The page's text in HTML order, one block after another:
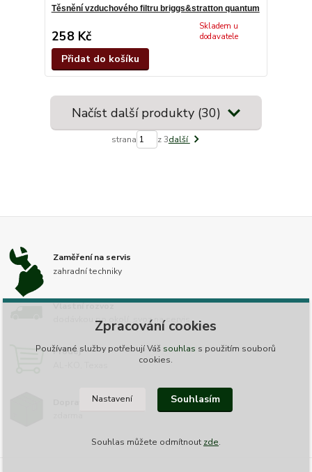
Těsnění vzduchového filtru briggs&stratton quantum
258 Kč
Skladem u
dodavatele
Přidat do košíku
Načíst další produkty (30)
strana z 3další
Zaměření na servis
zahradní techniky
Vlastní rozvoz
dodávkou po okolí, svoz na servis
Prodej
Doprava nad 2000,-
Zpracování cookies
Používané služby potřebují Váš souhlas s použitím souborů
cookies.
Nastavení Souhlasím
Souhlas můžete odmítnout zde.